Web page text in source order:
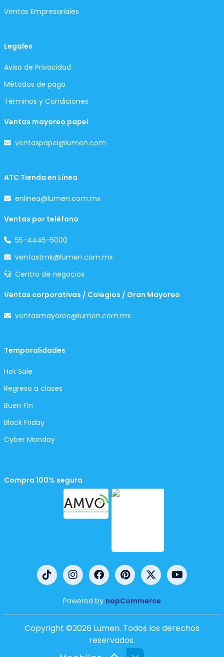
Ventas Empresariales
Legales
Aviso de Privacidad
Métodos de pago
Términos y Condiciones
Ventas mayoreo papel
ventaspapel@lumen.com
ATC Tienda en Línea
enlinea@lumen.com.mx
Ventas por teléfono
55-4445-5000
ventastmk@lumen.com.mx
Centro de negocios
Ventas corporativas / Colegios / Gran Mayoreo
ventasmayoreo@lumen.com.mx
Temporalidades
Hot Sale
Regreso a clases
Buen Fin
Black Friday
Cyber Monday
Compra 100% segura
Powered by nopCommerce
Copyright ©2026 Lumen. Todos los derechos
reservados.